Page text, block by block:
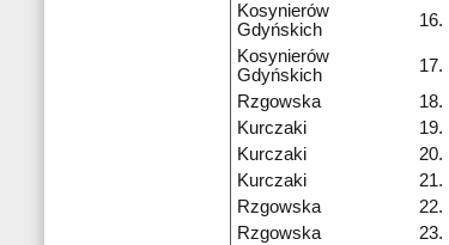
Kosynierów
Gdyńskich
16.
Kosynierów
Gdyńskich
17.
Rzgowska 18.
Kurczaki
19.
Kurczaki
20.
Kurczaki
21.
Rzgowska
22.
Rzgowska
23.